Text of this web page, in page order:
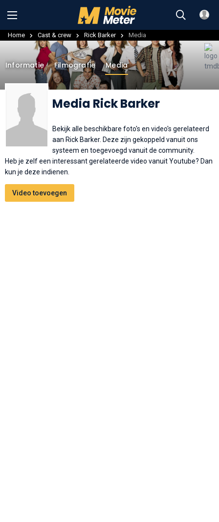
Home Cast & crew Rick Barker Media
Media Rick Barker
Informatie Filmografie Media
Bekijk alle beschikbare foto's en video's gerelateerd
aan Rick Barker. Deze zijn gekoppeld vanuit ons
systeem en toegevoegd vanuit de community.
Heb je zelf een interessant gerelateerde video vanuit Youtube? Dan
kun je deze indienen.
Video toevoegen